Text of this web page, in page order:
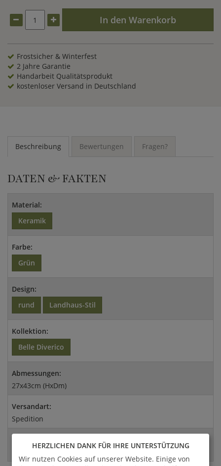
In den Warenkorb
Frostsicher & Winterfest
2 Jahre Garantie
Handarbeit Qualitätsprodukt
kostenloser Versand in Deutschland
Beschreibung Bewertungen Fragen?
DATEN & FAKTEN
Material:
Keramik
Farbe:
Grün
Design:
rund
Landhaus-Stil
Kollektion:
Belle Diverico
Abmessungen:
27x43cm (HxDm)
Versandart:
Spedition
HERZLICHEN DANK FÜR IHRE UNTERSTÜTZUNG
Wir nutzen Cookies auf unserer Website. Einige von